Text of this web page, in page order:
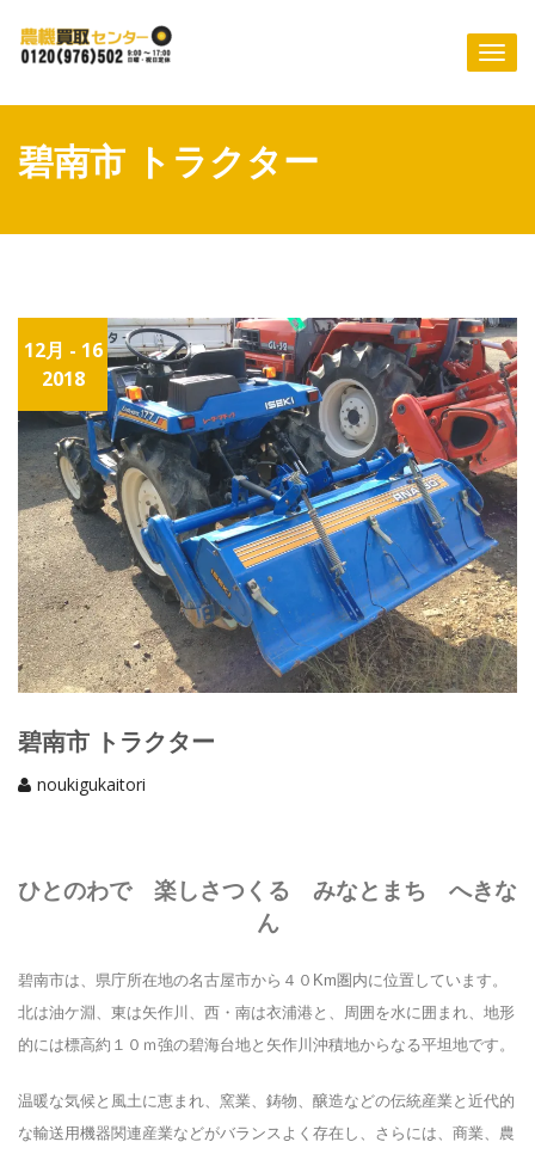
content
碧南市 トラクター
12月 - 16
2018
碧南市 トラクター
noukigukaitori
ひとのわで 楽しさつくる みなとまち へきな
ん
碧南市は、県庁所在地の名古屋市から４０Km圏内に位置しています。
北は油ケ淵、東は矢作川、西・南は衣浦港と、周囲を水に囲まれ、地形
的には標高約１０ｍ強の碧海台地と矢作川沖積地からなる平坦地です。
温暖な気候と風土に恵まれ、窯業、鋳物、醸造などの伝統産業と近代的
な輸送用機器関連産業などがバランスよく存在し、さらには、商業、農